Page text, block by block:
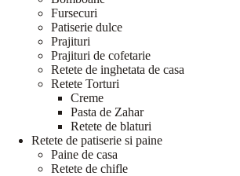
Fursecuri
Patiserie dulce
Prajituri
Prajituri de cofetarie
Retete de inghetata de casa
Retete Torturi
Creme
Pasta de Zahar
Retete de blaturi
Retete de patiserie si paine
Paine de casa
Retete de chifle